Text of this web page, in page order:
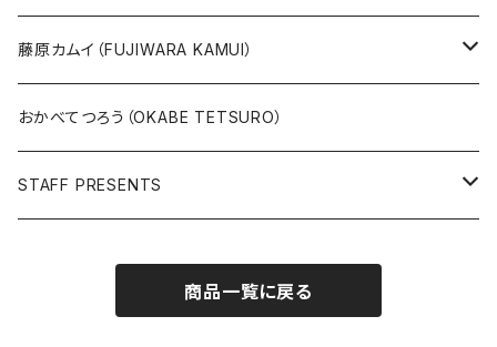
直筆サイン入り
版上サイン【新作】
グッズ
ガブリエーレ・デッロット版画
SPIDER MAN
BATMAN
人気作品TOP5
藤原カムイ（FUJIWARA KAMUI）
複製原画
おかべてつろう（OKABE TETSURO）
STAFF PRESENTS
商品一覧に戻る